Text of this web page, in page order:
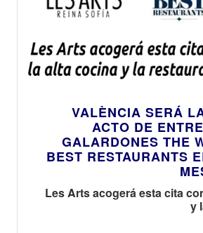
VALÈNCIA SERÁ
ACTO DE
GALARDONES THE
BEST RESTAURANTS
Les Arts acogerá esta cita
y